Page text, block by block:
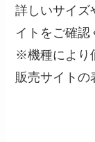
詳しいサイズ
イトをご確認
※機種により
販売サイトの